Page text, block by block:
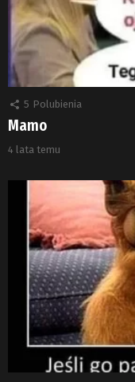
5 Polubienia
Mamo
4 lata temu